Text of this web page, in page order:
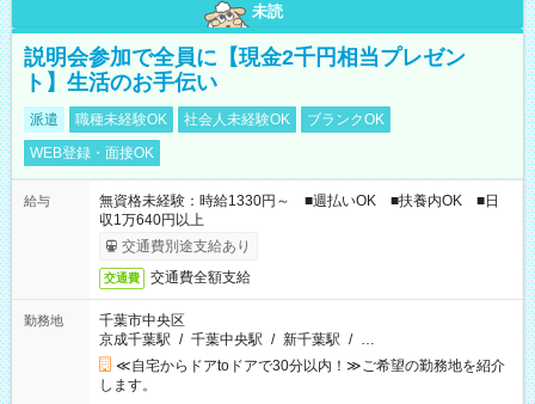
未読
説明会参加で全員に【現金2千円相当プレゼン
ト】生活のお手伝い
派遣 職種未経験OK 社会人未経験OK
ブランクOK
WEB登録・面接OK
給与
無資格未経験：時給1330円～ ■週払いOK ■扶養内OK ■日
収1万640円以上
交通費別途支給あり
交通費 交通費全額支給
勤務地
千葉市中央区
京成千葉駅 / 千葉中央駅 / 新千葉駅 / …
≪自宅からドアtoドアで30分以内！≫ご希望の勤務地を紹介
します。